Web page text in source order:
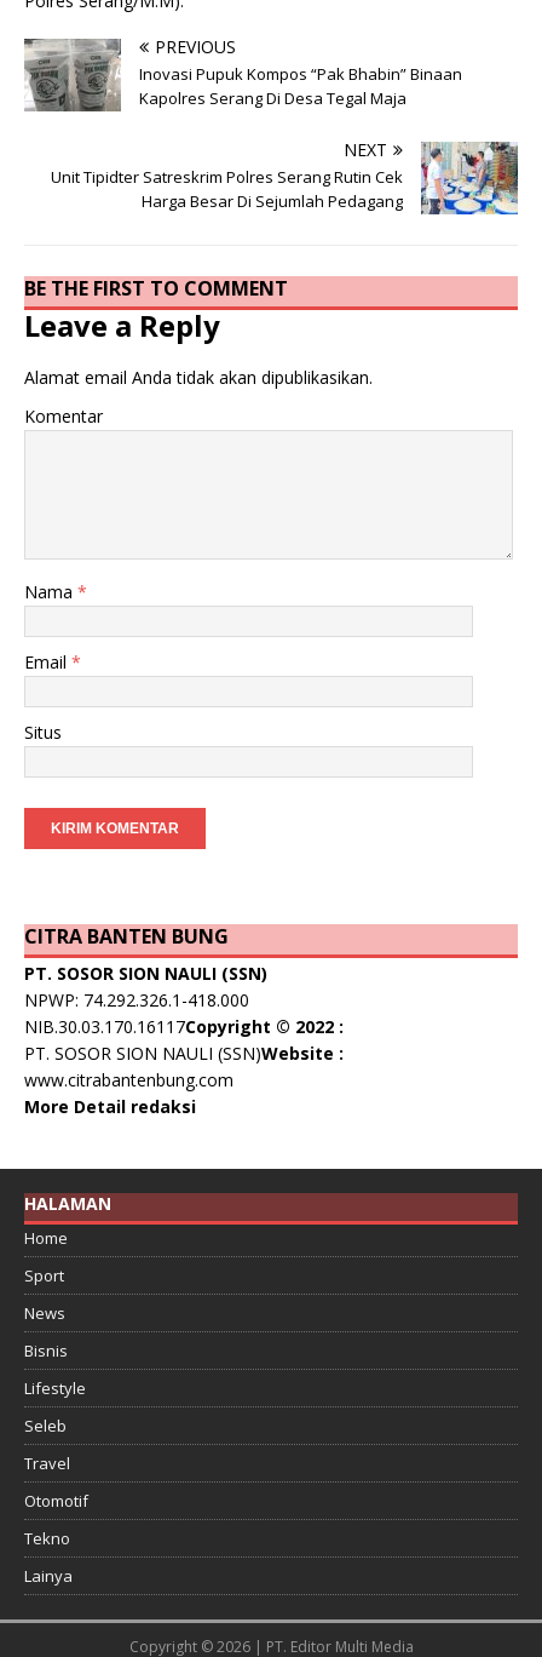
PREVIOUS
Inovasi Pupuk Kompos “Pak Bhabin” Binaan
Kapolres Serang Di Desa Tegal Maja
NEXT
Unit Tipidter Satreskrim Polres Serang Rutin Cek
Harga Besar Di Sejumlah Pedagang
BE THE FIRST TO COMMENT
Leave a Reply
Alamat email Anda tidak akan dipublikasikan.
Komentar
Nama *
Email *
Situs
CITRA BANTEN BUNG
PT. SOSOR SION NAULI (SSN)
NPWP: 74.292.326.1-418.000
NIB.30.03.170.16117Copyright © 2022 :
PT. SOSOR SION NAULI (SSN)Website :
www.citrabantenbung.com
More Detail redaksi
HALAMAN
Home
Sport
News
Bisnis
Lifestyle
Seleb
Travel
Otomotif
Tekno
Lainya
Copyright © 2026 | PT. Editor Multi Media